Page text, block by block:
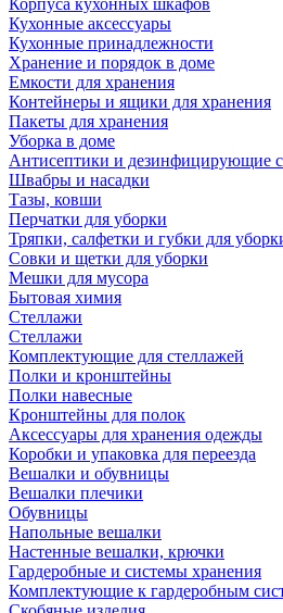
Корпуса кухонных шкафов
Кухонные аксессуары
Кухонные принадлежности
Хранение и порядок в доме
Емкости для хранения
Контейнеры и ящики для хранения
Пакеты для хранения
Уборка в доме
Антисептики и дезинфицирующие
Швабры и насадки
Тазы, ковши
Перчатки для уборки
Тряпки, салфетки и губки для
Совки и щетки для уборки
Мешки для мусора
Бытовая химия
Стеллажи
Стеллажи
Комплектующие для стеллажей
Полки и кронштейны
Полки навесные
Кронштейны для полок
Аксессуары для хранения одежды
Коробки и упаковка для переезда
Вешалки и обувницы
Вешалки плечики
Обувницы
Напольные вешалки
Настенные вешалки, крючки
Гардеробные и системы хранения
Комплектующие к гардеробным